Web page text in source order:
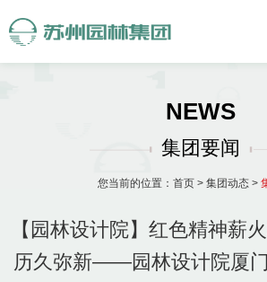
NEWS
集团要闻
您当前的位置： 首页 > 集团动态 >
【园林设计院】红色精神薪
历久弥新——园林设计院厦